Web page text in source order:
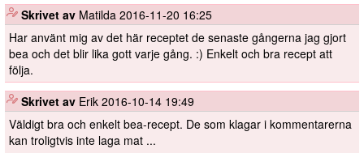
Skrivet av Matilda 2016-11-20 16:25
Har använt mig av det här receptet de senaste gångerna jag gjort
bea och det blir lika gott varje gång. :) Enkelt och bra recept att
följa.
Skrivet av Erik 2016-10-14 19:49
Väldigt bra och enkelt bea-recept. De som klagar i kommentarerna
kan troligtvis inte laga mat ...